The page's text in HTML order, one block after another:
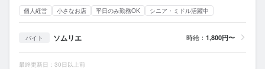
個人経営 小さなお店 平日のみ勤務OK シニア・ミドル活躍中
バイト ソムリエ 時給： 1,800円〜
最終更新日：30日以上前